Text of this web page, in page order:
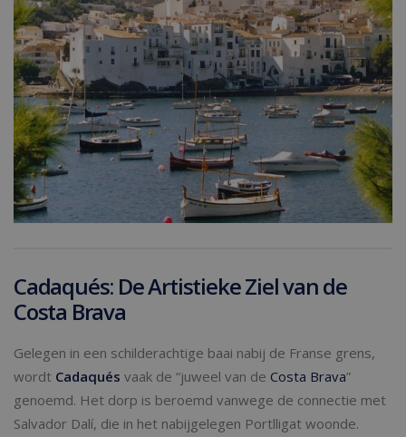
Cadaqués: De Artistieke Ziel van de
Costa Brava
Gelegen in een schilderachtige baai nabij de Franse grens,
wordt Cadaqués vaak de “juweel van de Costa Brava”
genoemd. Het dorp is beroemd vanwege de connectie met
Salvador Dalí, die in het nabijgelegen Portlligat woonde.